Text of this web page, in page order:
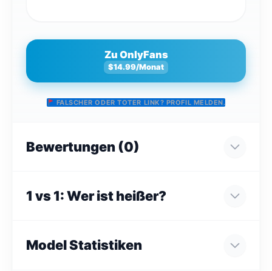
Zu OnlyFans
$14.99/Monat
FALSCHER ODER TOTER LINK? PROFIL MELDEN.
Bewertungen (0)
1 vs 1: Wer ist heißer?
Model Statistiken